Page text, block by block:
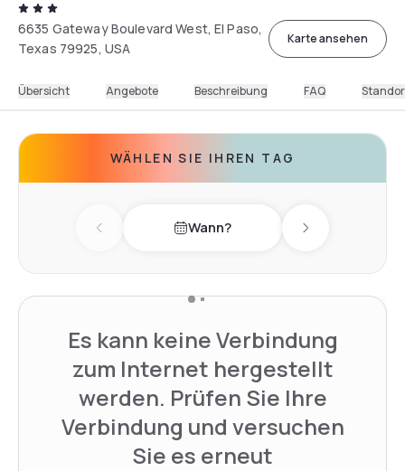
6635 Gateway Boulevard West, El Paso,
Texas 79925, USA
Karte ansehen
Übersicht Angebote Beschreibung FAQ
WÄHLEN SIE IHREN TAG
Previous day Wann? Next day
Es kann keine Verbindung
zum Internet hergestellt
werden. Prüfen Sie Ihre
Verbindung und versuchen
Sie es erneut